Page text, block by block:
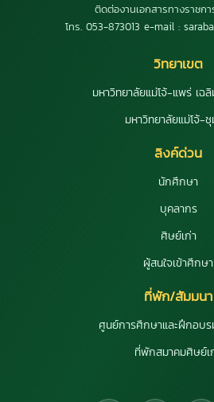
ติดต่องานเอกสารทางราชก
โทร. 053-873013 e-mail :
วิทยาเขต
มหาวิทยาลัยแม่โจ้-แพร่ เฉ
มหาวิทยาลัยแม่โจ้-
ลิงค์ด่วน
นักศึกษา
บุคลากร
ศิษย์เก่า
ผู้สนใจเข้าศึกษา
ที่พัก/สัมมนา
ศูนย์การศึกษาและฝึกอบร
ที่พักสมาคมศิษย์เ